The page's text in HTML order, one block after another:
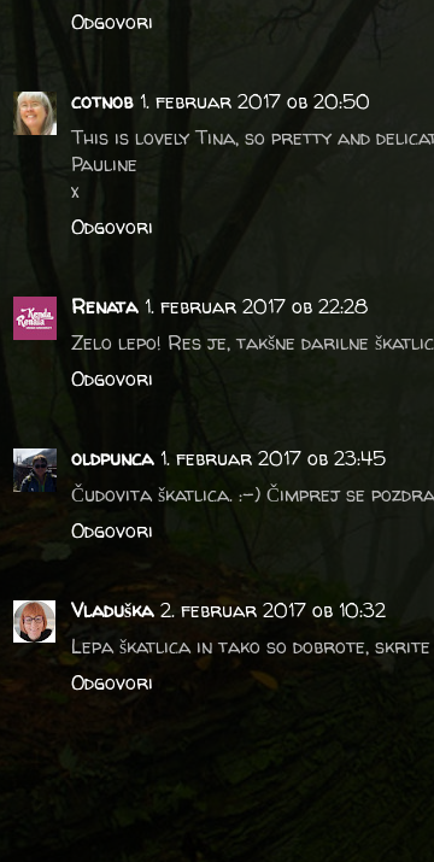
Odgovori
cotnob 1. februar 2017 ob 20:50
This is lovely Tina, so pretty and
Pauline
x
Odgovori
Renata 1. februar 2017 ob 22:28
Zelo lepo! Res je, takšne darilne
Odgovori
oldpunca 1. februar 2017 ob 23:45
Čudovita škatlica. :-) Čimprej se
Odgovori
Vladuška 2. februar 2017 ob 10:32
Lepa škatlica in tako so dobrote,
Odgovori